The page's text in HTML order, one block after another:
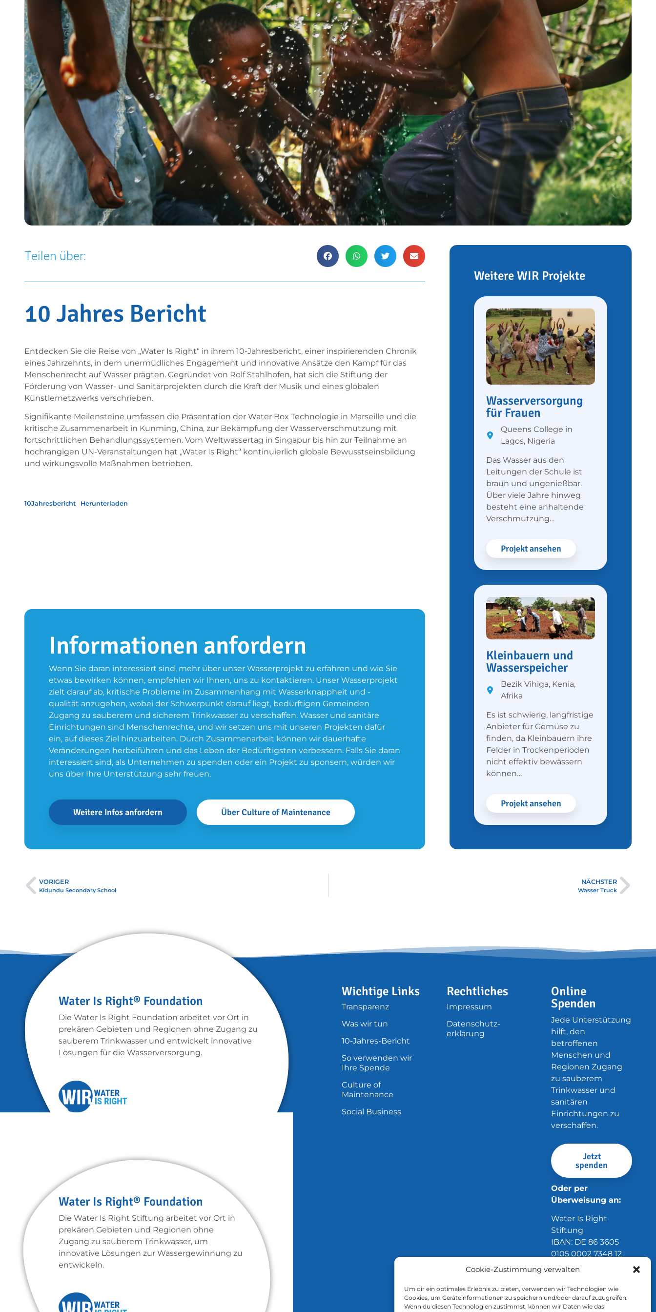
Cookie-Zustimmung verwalten
Um dir ein optimales Erlebnis zu bieten, verwenden wir Technologien wie
Cookies, um Geräteinformationen zu speichern und/oder darauf zuzugreifen.
Wenn du diesen Technologien zustimmst, können wir Daten wie das
Teilen über:
10 Jahres Bericht
Entdecken Sie die Reise von „Water Is Right“ in ihrem 10-Jahresbericht, einer inspirierenden Chronik
eines Jahrzehnts, in dem unermüdliches Engagement und innovative Ansätze den Kampf für das
Menschenrecht auf Wasser prägten. Gegründet von Rolf Stahlhofen, hat sich die Stiftung der
Förderung von Wasser- und Sanitärprojekten durch die Kraft der Musik und eines globalen
Künstlernetzwerks verschrieben.
Signifikante Meilensteine umfassen die Präsentation der Water Box Technologie in Marseille und die
kritische Zusammenarbeit in Kunming, China, zur Bekämpfung der Wasserverschmutzung mit
fortschrittlichen Behandlungssystemen. Vom Weltwassertag in Singapur bis hin zur Teilnahme an
hochrangigen UN-Veranstaltungen hat „Water Is Right“ kontinuierlich globale Bewusstseinsbildung
und wirkungsvolle Maßnahmen betrieben.
10Jahresbericht Herunterladen
Informationen anfordern
Wenn Sie daran interessiert sind, mehr über unser Wasserprojekt zu erfahren und wie Sie
etwas bewirken können, empfehlen wir Ihnen, uns zu kontaktieren. Unser Wasserprojekt
zielt darauf ab, kritische Probleme im Zusammenhang mit Wasserknappheit und -
qualität anzugehen, wobei der Schwerpunkt darauf liegt, bedürftigen Gemeinden
Zugang zu sauberem und sicherem Trinkwasser zu verschaffen. Wasser und sanitäre
Einrichtungen sind Menschenrechte, und wir setzen uns mit unseren Projekten dafür
ein, auf dieses Ziel hinzuarbeiten. Durch Zusammenarbeit können wir dauerhafte
Veränderungen herbeiführen und das Leben der Bedürftigsten verbessern. Falls Sie daran
interessiert sind, als Unternehmen zu spenden oder ein Projekt zu sponsern, würden wir
uns über Ihre Unterstützung sehr freuen.
Weitere Infos anfordern Über Culture of Maintenance
Weitere WIR Projekte
Wasserversorgung
für Frauen
Queens College in
Lagos, Nigeria
Das Wasser aus den
Leitungen der Schule ist
braun und ungenießbar.
Über viele Jahre hinweg
besteht eine anhaltende
Verschmutzung…
Projekt ansehen
Kleinbauern und
Wasserspeicher
Bezik Vihiga, Kenia,
Afrika
Es ist schwierig, langfristige
Anbieter für Gemüse zu
finden, da Kleinbauern ihre
Felder in Trockenperioden
nicht effektiv bewässern
können…
Projekt ansehen
VORIGER
Kidundu Secondary School
NÄCHSTER
Wasser Truck
Water Is Right® Foundation
Die Water Is Right Foundation arbeitet vor Ort in
prekären Gebieten und Regionen ohne Zugang zu
sauberem Trinkwasser und entwickelt innovative
Lösungen für die Wasserversorgung.
Water Is Right® Foundation
Die Water Is Right Stiftung arbeitet vor Ort in
prekären Gebieten und Regionen ohne
Zugang zu sauberem Trinkwasser, um
innovative Lösungen zur Wassergewinnung zu
entwickeln.
Wichtige Links
Transparenz
Was wir tun
10-Jahres-Bericht​
So verwenden wir
Ihre Spende
Culture of
Maintenance
Social Business
Rechtliches
Impressum
Datenschutz­
erklärung
Online
Spenden
Jede Unterstützung
hilft, den
betroffenen
Menschen und
Regionen Zugang
zu sauberem
Trinkwasser und
sanitären
Einrichtungen zu
verschaffen.
Jetzt
spenden
Oder per
Überweisung an:
Water Is Right
Stiftung
IBAN: DE 86 3605
0105 0002 7348 12
Sparkasse Essen